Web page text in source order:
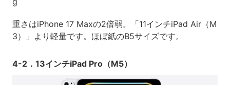
重さはiPhone 17 Maxの2倍弱。「11インチiPad Air（M
3）」より軽量です。ほぼ紙のB5サイズです。
4-2．13インチiPad Pro（M5）